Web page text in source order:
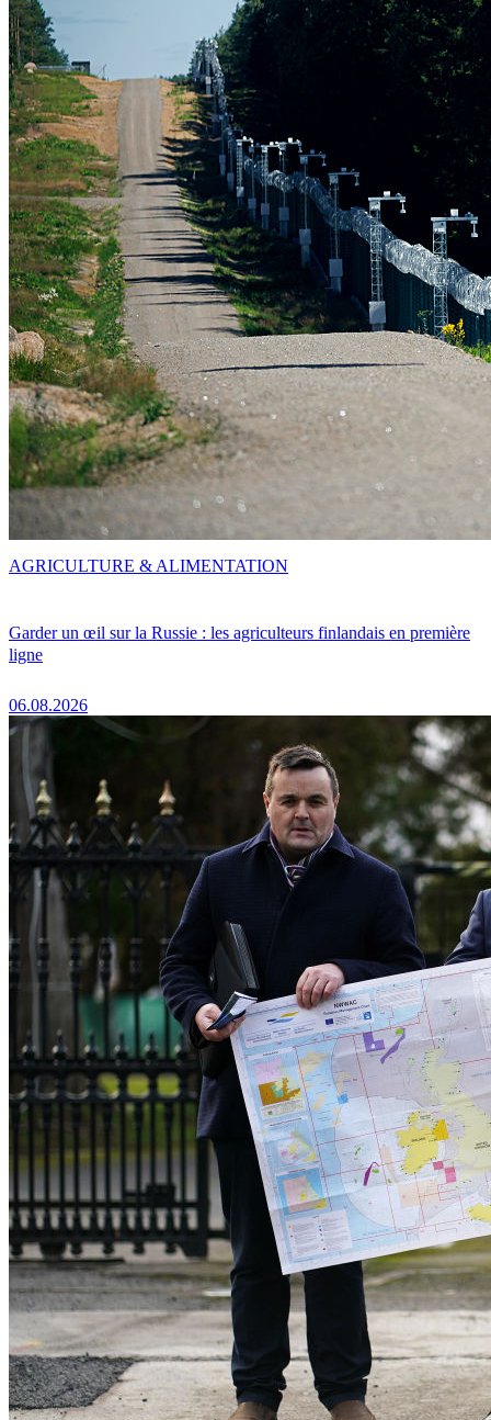
Garder un œil sur la Russie : les agriculteurs finlandais en première
ligne
06.08.2026
AGRICULTURE & ALIMENTATION